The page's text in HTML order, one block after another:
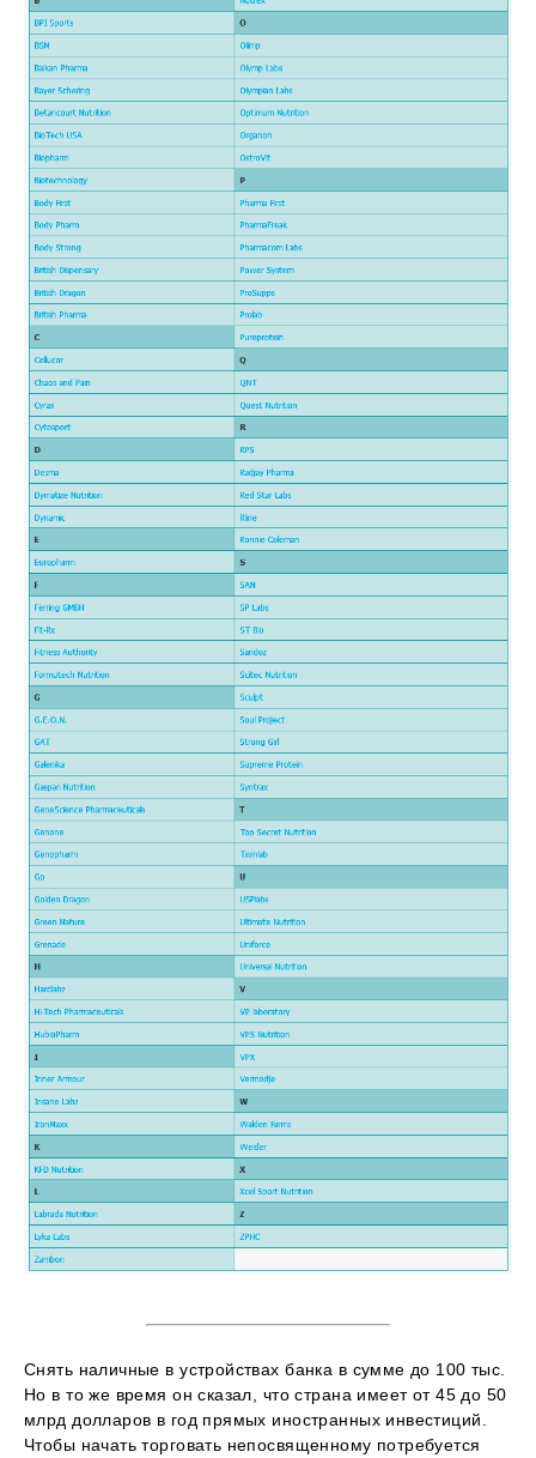
Снять наличные в устройствах банка в сумме до 100 тыс.
Но в то же время он сказал, что страна имеет от 45 до 50
млрд долларов в год прямых иностранных инвестиций.
Чтобы начать торговать непосвященному потребуется